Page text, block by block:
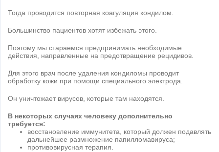
Тогда проводится повторная коагуляция кондилом.
Большинство пациентов хотят избежать этого.
Поэтому мы стараемся предпринимать необходимые
действия, направленные на предотвращение рецидивов.
Для этого врач после удаления кондиломы проводит
обработку кожи при помощи специального электрода.
Он уничтожает вирусов, которые там находятся.
В некоторых случаях человеку дополнительно
требуется:
восстановление иммунитета, который должен подавлять
дальнейшее размножение папилломавируса;
противовирусная терапия.